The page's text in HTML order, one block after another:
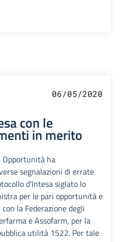
06/05/2020
con le
in merito
ha
segnalazioni di errate
d’Intesa siglato lo
per le pari opportunità e
la Federazione degli
e Assofarm, per la
utilità 1522. Per tale